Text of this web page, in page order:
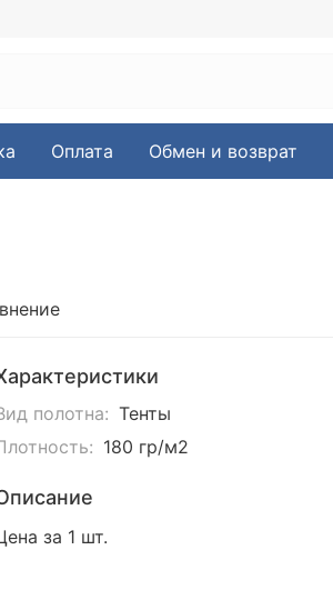
Оплата Обмен и возврат
полотна: Тенты
180 гр/м2
за 1 шт.